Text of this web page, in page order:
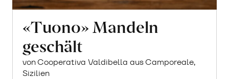
«Tuono» Mandeln
geschält
von Cooperativa Valdibella aus Camporeale,
Sizilien